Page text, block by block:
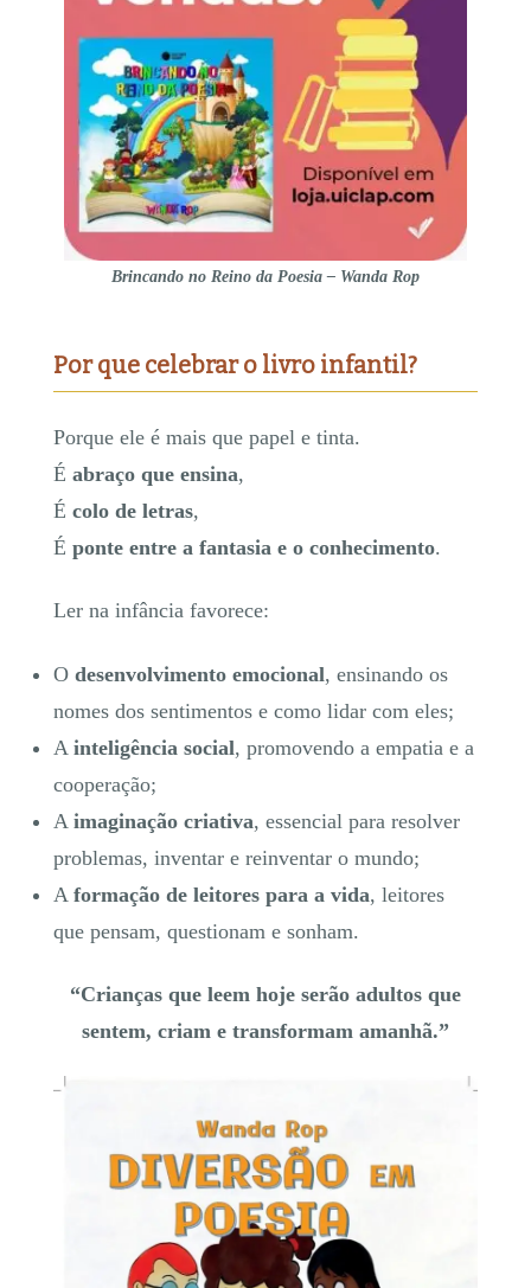
Brincando no Reino da Poesia – Wanda Rop
Por que celebrar o livro infantil?
Porque ele é mais que papel e tinta.
É abraço que ensina,
É colo de letras,
É ponte entre a fantasia e o conhecimento.
Ler na infância favorece:
O desenvolvimento emocional, ensinando os
nomes dos sentimentos e como lidar com eles;
A inteligência social, promovendo a empatia e a
cooperação;
A imaginação criativa, essencial para resolver
problemas, inventar e reinventar o mundo;
A formação de leitores para a vida, leitores
que pensam, questionam e sonham.
“Crianças que leem hoje serão adultos que
sentem, criam e transformam amanhã.”